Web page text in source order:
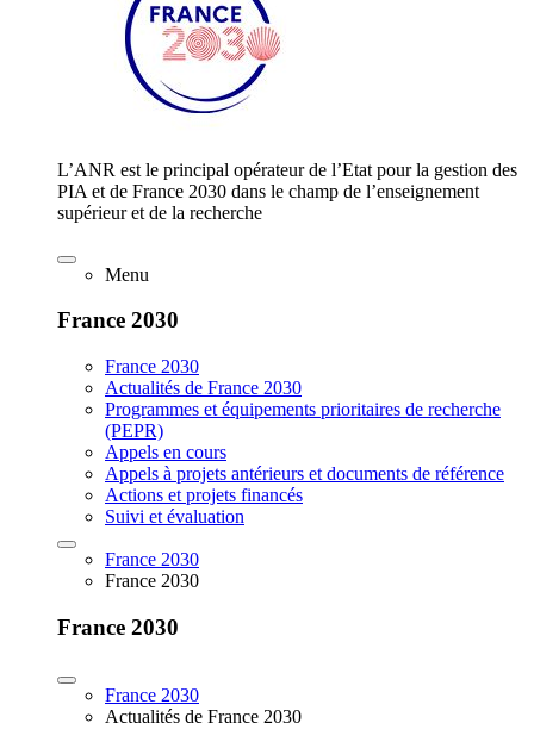
L’ANR est le principal opérateur de l’Etat pour la gestion des
PIA et de France 2030 dans le champ de l’enseignement
supérieur et de la recherche
Menu
France 2030
France 2030
Actualités de France 2030
Programmes et équipements prioritaires de recherche
(PEPR)
Appels en cours
Appels à projets antérieurs et documents de référence
Actions et projets financés
Suivi et évaluation
France 2030
France 2030
France 2030
France 2030
Actualités de France 2030